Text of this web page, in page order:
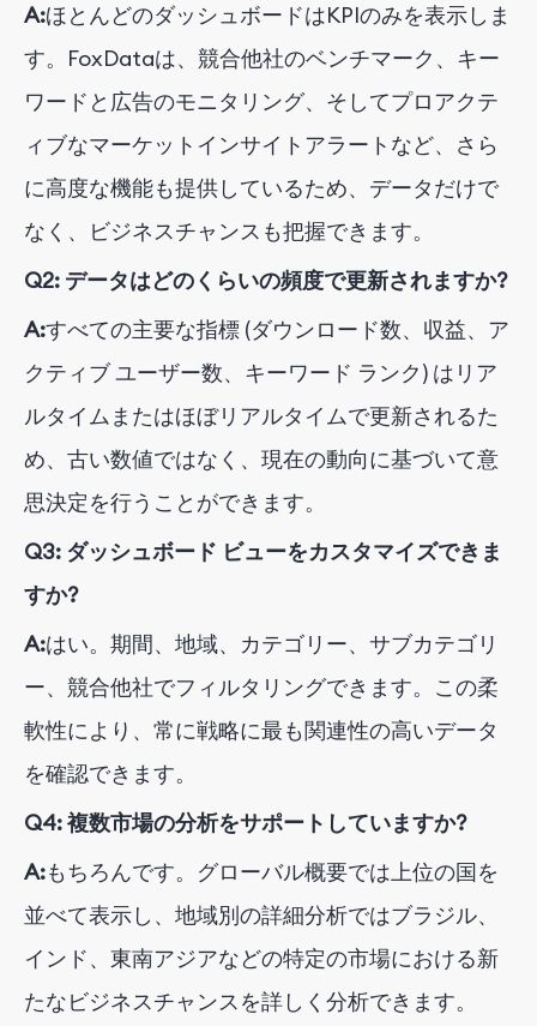
A:ほとんどのダッシュボードはKPIのみを表示しま
す。FoxDataは、競合他社のベンチマーク、キー
ワードと広告のモニタリング、そしてプロアクテ
ィブなマーケットインサイトアラートなど、さら
に高度な機能も提供しているため、データだけで
なく、ビジネスチャンスも把握できます。
Q2: データはどのくらいの頻度で更新されますか?
A:すべての主要な指標 (ダウンロード数、収益、ア
クティブ ユーザー数、キーワード ランク) はリア
ルタイムまたはほぼリアルタイムで更新されるた
め、古い数値ではなく、現在の動向に基づいて意
思決定を行うことができます。
Q3: ダッシュボード ビューをカスタマイズできま
すか?
A:はい。期間、地域、カテゴリー、サブカテゴリ
ー、競合他社でフィルタリングできます。この柔
軟性により、常に戦略に最も関連性の高いデータ
を確認できます。
Q4: 複数市場の分析をサポートしていますか?
A:もちろんです。グローバル概要では上位の国を
並べて表示し、地域別の詳細分析ではブラジル、
インド、東南アジアなどの特定の市場における新
たなビジネスチャンスを詳しく分析できます。